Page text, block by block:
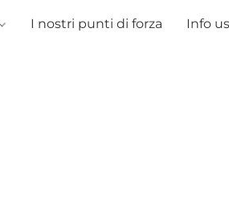
I nostri punti di forza Info